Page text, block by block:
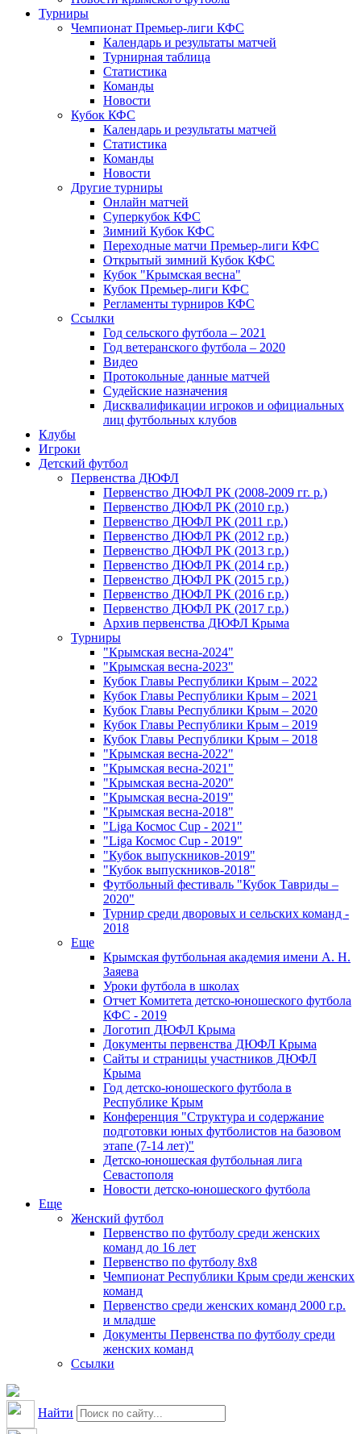
Турниры
Чемпионат Премьер-лиги КФС
Календарь и результаты матчей
Турнирная таблица
Статистика
Команды
Новости
Кубок КФС
Календарь и результаты матчей
Статистика
Команды
Новости
Другие турниры
Онлайн матчей
Суперкубок КФС
Зимний Кубок КФС
Переходные матчи Премьер-лиги КФС
Открытый зимний Кубок КФС
Кубок "Крымская весна"
Кубок Премьер-лиги КФС
Регламенты турниров КФС
Ссылки
Год сельского футбола – 2021
Год ветеранского футбола – 2020
Видео
Протокольные данные матчей
Судейские назначения
Дисквалификации игроков и официальных
лиц футбольных клубов
Клубы
Игроки
Детский футбол
Первенства ДЮФЛ
Первенство ДЮФЛ РК (2008-2009 гг. р.)
Первенство ДЮФЛ РК (2010 г.р.)
Первенство ДЮФЛ РК (2011 г.р.)
Первенство ДЮФЛ РК (2012 г.р.)
Первенство ДЮФЛ РК (2013 г.р.)
Первенство ДЮФЛ РК (2014 г.р.)
Первенство ДЮФЛ РК (2015 г.р.)
Первенство ДЮФЛ РК (2016 г.р.)
Первенство ДЮФЛ РК (2017 г.р.)
Архив первенства ДЮФЛ Крыма
Турниры
"Крымская весна-2024"
"Крымская весна-2023"
Кубок Главы Республики Крым – 2022
Кубок Главы Республики Крым – 2021
Кубок Главы Республики Крым – 2020
Кубок Главы Республики Крым – 2019
Кубок Главы Республики Крым – 2018
"Крымская весна-2022"
"Крымская весна-2021"
"Крымская весна-2020"
"Крымская весна-2019"
"Крымская весна-2018"
"Liga Космос Cup - 2021"
"Liga Космос Cup - 2019"
"Кубок выпускников-2019"
"Кубок выпускников-2018"
Футбольный фестиваль "Кубок Тавриды –
2020"
Турнир среди дворовых и сельских команд -
2018
Еще
Крымская футбольная академия имени А. Н.
Заяева
Уроки футбола в школах
Отчет Комитета детско-юношеского футбола
КФС - 2019
Логотип ДЮФЛ Крыма
Документы первенства ДЮФЛ Крыма
Сайты и страницы участников ДЮФЛ
Крыма
Год детско-юношеского футбола в
Республике Крым
Конференция "Структура и содержание
подготовки юных футболистов на базовом
этапе (7-14 лет)"
Детско-юношеская футбольная лига
Севастополя
Новости детско-юношеского футбола
Еще
Женский футбол
Первенство по футболу среди женских
команд до 16 лет
Первенство по футболу 8х8
Чемпионат Республики Крым среди женских
команд
Первенство среди женских команд 2000 г.р.
и младше
Документы Первенства по футболу среди
женских команд
Ссылки
Найти